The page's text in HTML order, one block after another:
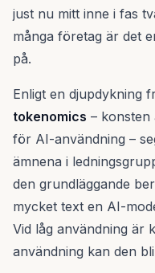
just nu mitt inne i fas
många företag är det
på.
Enligt en djupdykning
tokenomics – konsten
för AI-användning –
ämnena i
den grundläggande
mycket text en AI-
Vid låg användning är
användning kan den